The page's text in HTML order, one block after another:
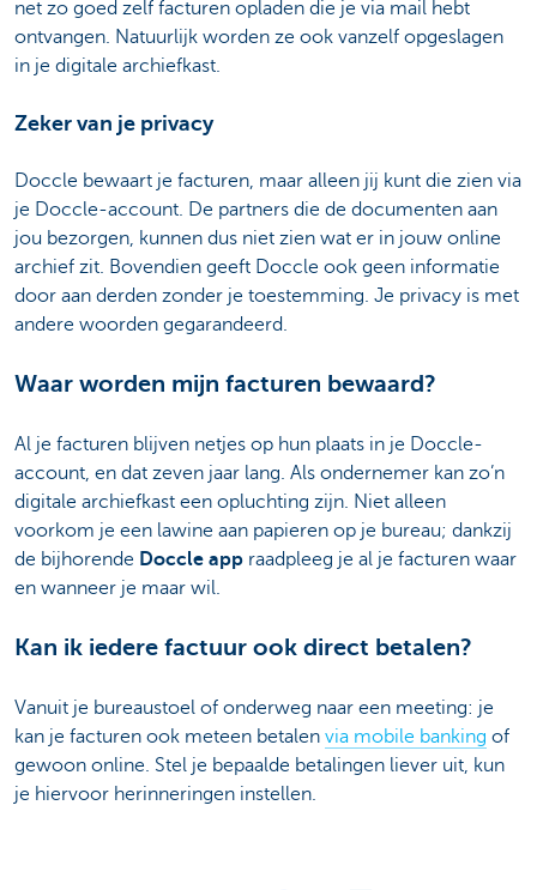
net zo goed zelf facturen opladen die je via mail hebt
ontvangen. Natuurlijk worden ze ook vanzelf opgeslagen
in je digitale archiefkast.
Zeker van je privacy
Doccle bewaart je facturen, maar alleen jij kunt die zien via
je Doccle-account. De partners die de documenten aan
jou bezorgen, kunnen dus niet zien wat er in jouw online
archief zit. Bovendien geeft Doccle ook geen informatie
door aan derden zonder je toestemming. Je privacy is met
andere woorden gegarandeerd.
Waar worden mijn facturen bewaard?
Al je facturen blijven netjes op hun plaats in je Doccle-
account, en dat zeven jaar lang. Als ondernemer kan zo’n
digitale archiefkast een opluchting zijn. Niet alleen
voorkom je een lawine aan papieren op je bureau; dankzij
de bijhorende Doccle app raadpleeg je al je facturen waar
en wanneer je maar wil.
Kan ik iedere factuur ook direct betalen?
Vanuit je bureaustoel of onderweg naar een meeting: je
kan je facturen ook meteen betalen via mobile banking of
gewoon online. Stel je bepaalde betalingen liever uit, kun
je hiervoor herinneringen instellen.